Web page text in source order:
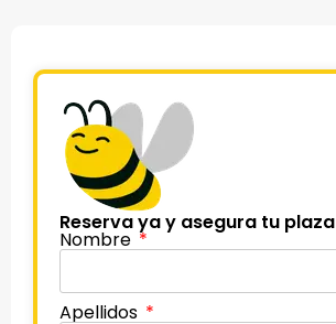
Reserva ya y asegura tu plaza
Nombre
Apellidos